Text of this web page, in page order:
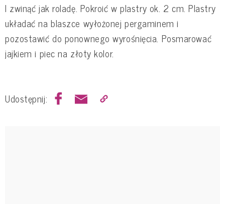
I zwinąć jak roladę. Pokroić w plastry ok. 2 cm. Plastry
układać na blaszce wyłożonej pergaminem i
pozostawić do ponownego wyrośnięcia. Posmarować
jajkiem i piec na złoty kolor.
Udostępnij: